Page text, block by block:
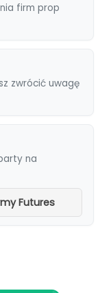
firm prop
zwrócić uwagę
na
Futures